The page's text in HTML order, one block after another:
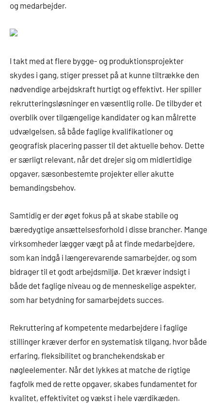
og medarbejder.
I takt med at flere bygge- og produktionsprojekter
skydes i gang, stiger presset på at kunne tiltrække den
nødvendige arbejdskraft hurtigt og effektivt. Her spiller
rekrutteringsløsninger en væsentlig rolle. De tilbyder et
overblik over tilgængelige kandidater og kan målrette
udvælgelsen, så både faglige kvalifikationer og
geografisk placering passer til det aktuelle behov. Dette
er særligt relevant, når det drejer sig om midlertidige
opgaver, sæsonbestemte projekter eller akutte
bemandingsbehov.
Samtidig er der øget fokus på at skabe stabile og
bæredygtige ansættelsesforhold i disse brancher. Mange
virksomheder lægger vægt på at finde medarbejdere,
som kan indgå i længerevarende samarbejder, og som
bidrager til et godt arbejdsmiljø. Det kræver indsigt i
både det faglige niveau og de menneskelige aspekter,
som har betydning for samarbejdets succes.
Rekruttering af kompetente medarbejdere i faglige
stillinger kræver derfor en systematisk tilgang, hvor både
erfaring, fleksibilitet og branchekendskab er
nøgleelementer. Når det lykkes at matche de rigtige
fagfolk med de rette opgaver, skabes fundamentet for
kvalitet, effektivitet og vækst i hele værdikæden.